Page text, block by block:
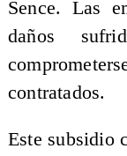
Sence. Las
daños
contratados.
Este subsidio